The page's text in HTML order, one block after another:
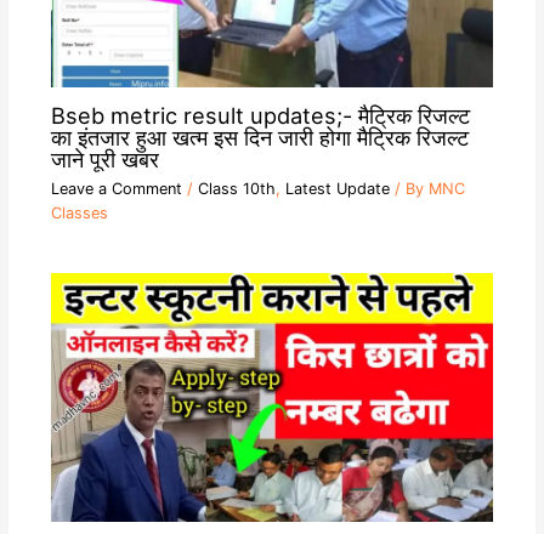
Bseb metric result updates;- मैट्रिक रिजल्ट
का इंतजार हुआ खत्म इस दिन जारी होगा मैट्रिक रिजल्ट
जाने पूरी खबर
Leave a Comment / Class 10th, Latest Update/ By MNC
Classes